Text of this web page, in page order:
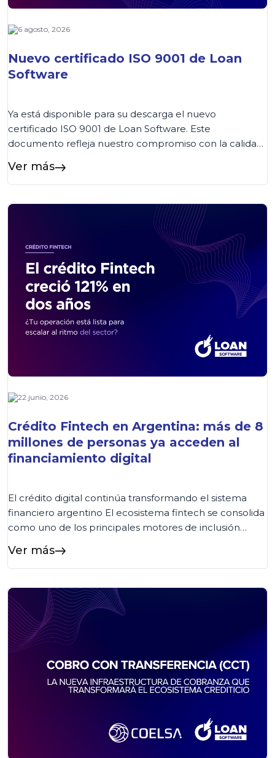
6 agosto, 2026
Nuevo certificado ISO 9001 de Loan
Software
Ya está disponible para su descarga el nuevo
certificado ISO 9001 de Loan Software. Este
documento refleja nuestro compromiso con la calidad
podrán acceder al certificado de forma rápida desde
esta página o consultarlo también en nuestra Wiki,
donde encontrarán siempre la versión vigente....
Ver más
22 junio, 2026
Crédito Fintech en Argentina: más de 8
millones de personas ya acceden al
financiamiento digital
El crédito digital continúa transformando el sistema
financiero argentino El ecosistema fintech se consolida
como uno de los principales motores de inclusión
Informe de Crédito Fintech elaborado por el ITBA y la
Cámara Argentina Fintech, más de 8,1 millones de
personas ya acceden a crédito fintech en […]...
Ver más